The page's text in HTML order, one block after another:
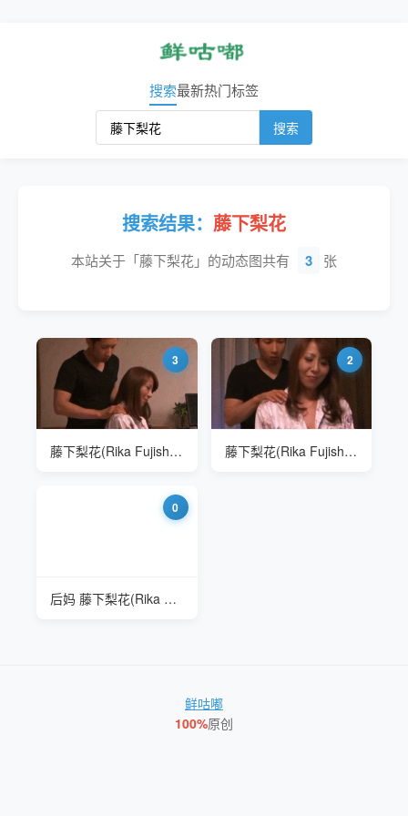
搜索最新热门标签
搜索
搜索结果： 藤下梨花
本站关于「藤下梨花」的动态图共有 3 张
3
藤下梨花(Rika Fujishita) JUX-047 给妈妈做个睡前按摩
2
藤下梨花(Rika Fujishita) JUX-047 给嫂子按个摩
0
后妈 藤下梨花(Rika Fujishita)
鲜咕嘟
100%原创